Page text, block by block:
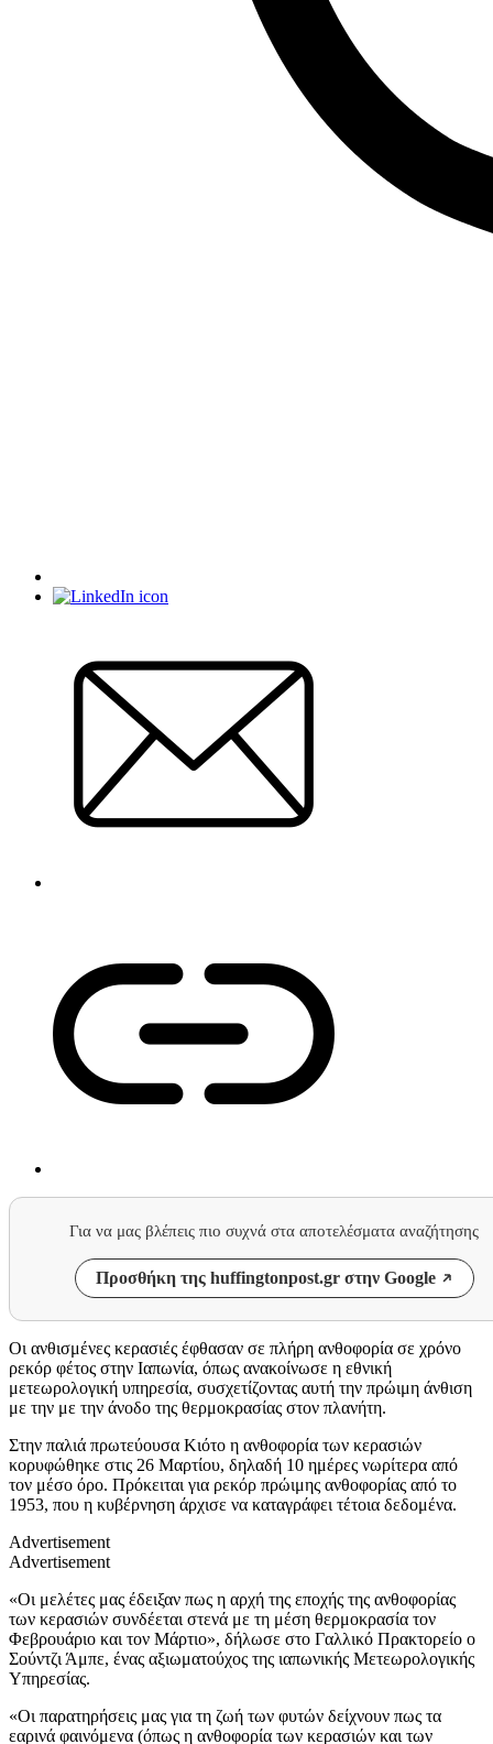
Για να μας βλέπεις πιο συχνά στα αποτελέσματα αναζήτησης
Προσθήκη της huffingtonpost.gr στην Google
Οι ανθισμένες κερασιές έφθασαν σε πλήρη ανθοφορία σε χρόνο
ρεκόρ φέτος στην Ιαπωνία, όπως ανακοίνωσε η εθνική
μετεωρολογική υπηρεσία, συσχετίζοντας αυτή την πρώιμη άνθιση
με την με την άνοδο της θερμοκρασίας στον πλανήτη.
Στην παλιά πρωτεύουσα Κιότο η ανθοφορία των κερασιών
κορυφώθηκε στις 26 Μαρτίου, δηλαδή 10 ημέρες νωρίτερα από
τον μέσο όρο. Πρόκειται για ρεκόρ πρώιμης ανθοφορίας από το
1953, που η κυβέρνηση άρχισε να καταγράφει τέτοια δεδομένα.
Advertisement
Advertisement
«Οι μελέτες μας έδειξαν πως η αρχή της εποχής της ανθοφορίας
των κερασιών συνδέεται στενά με τη μέση θερμοκρασία τον
Φεβρουάριο και τον Μάρτιο», δήλωσε στο Γαλλικό Πρακτορείο ο
Σούντζι Άμπε, ένας αξιωματούχος της ιαπωνικής Μετεωρολογικής
Υπηρεσίας.
«Οι παρατηρήσεις μας για τη ζωή των φυτών δείχνουν πως τα
εαρινά φαινόμενα (όπως η ανθοφορία των κερασιών και των